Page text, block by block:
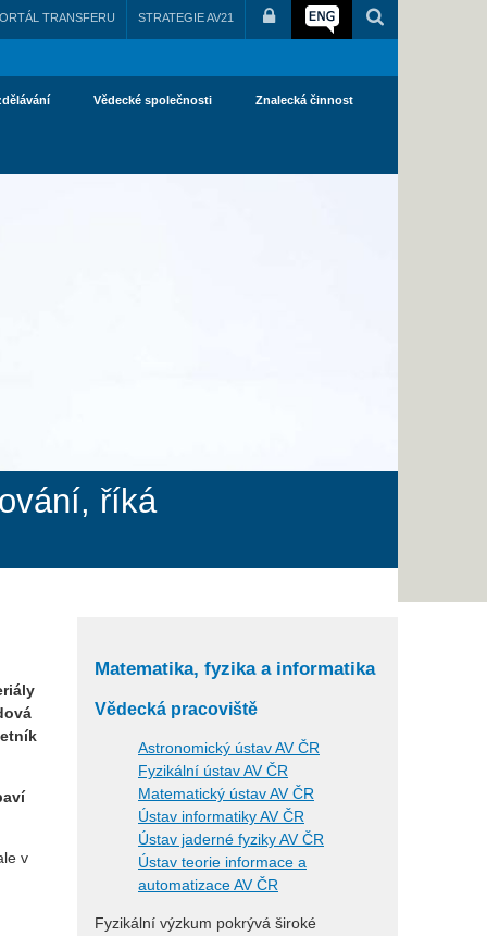
TRANSFERU STRATEGIE AV21
Vědecké společnosti Znalecká činnost
říká
v
Matematika, fyzika a informatika
Vědecká pracoviště
Astronomický ústav AV ČR
Fyzikální ústav AV ČR
Matematický ústav AV ČR
Ústav informatiky AV ČR
Ústav jaderné fyziky AV ČR
Ústav teorie informace a
automatizace AV ČR
Fyzikální výzkum pokrývá široké